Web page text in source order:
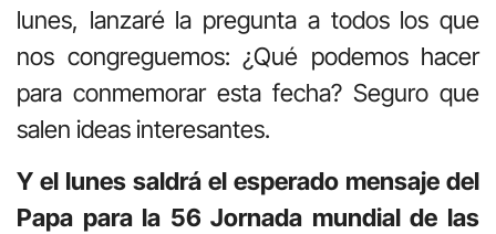
lunes, lanzaré la pregunta a todos los que
nos congreguemos: ¿Qué podemos hacer
para conmemorar esta fecha? Seguro que
salen ideas interesantes.
Y el lunes saldrá el esperado mensaje del
Papa para la 56 Jornada mundial de las